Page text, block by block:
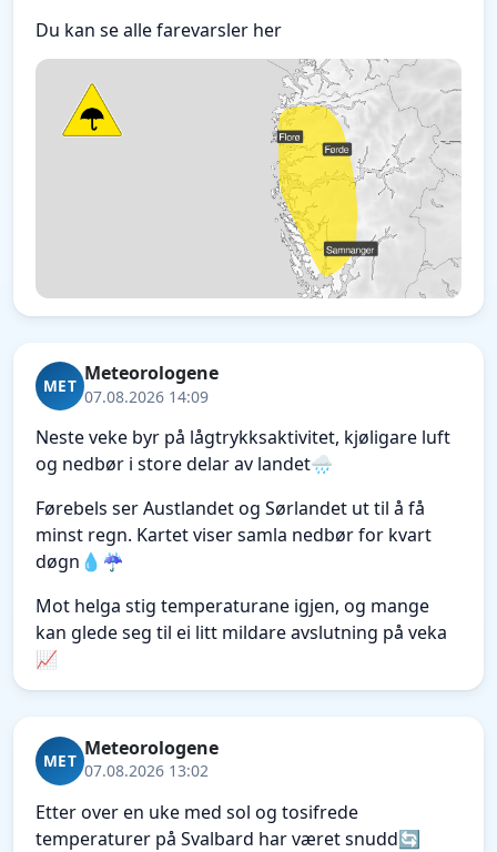
Du kan se alle farevarsler her
MET
Meteorologene
07.08.2026 14:09
Neste veke byr på lågtrykksaktivitet, kjøligare luft
og nedbør i store delar av landet🌧️
Førebels ser Austlandet og Sørlandet ut til å få
minst regn. Kartet viser samla nedbør for kvart
døgn💧☔
Mot helga stig temperaturane igjen, og mange
kan glede seg til ei litt mildare avslutning på veka
📈
MET
Meteorologene
07.08.2026 13:02
Etter over en uke med sol og tosifrede
temperaturer på Svalbard har været snudd🔄